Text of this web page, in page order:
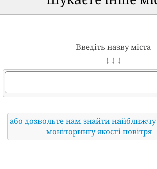
Введіть назву міста
↓ ↓ ↓
або дозвольте нам знайти найближчу
моніторингу якості повітря